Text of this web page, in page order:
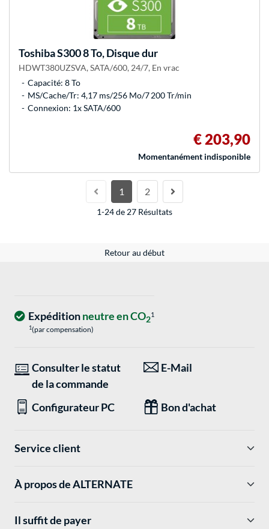
ToshibaS300 8 To, Disque dur
HDWT380UZSVA, SATA/600, 24/7, En vrac
Capacité: 8 To
MS/Cache/Tr: 4,17 ms/256 Mo/7 200 Tr/min
Connexion: 1x SATA/600
€ 203,90
Momentanément indisponible
1 2
1-24 de 27 Résultats
Retour au début
Expéditionneutre en CO21
1(par compensation)
Consulter le statut
de la commande
E-Mail
Configurateur PC Bon d'achat
Service client
À propos de ALTERNATE
Il suffit de payer